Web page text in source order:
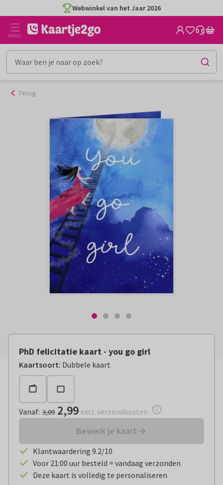
naar
inhoud
Webwinkel van het Jaar 2026
MENU
Terug
PhD felicitatie kaart - you go girl
Kaartsoort: Dubbele kaart
Vanaf: € 2,99 excl. verzendkosten
Vanaf: 3,09 2,99 excl. verzendkosten
Bewerk je kaart
Klantwaardering 9.2/10
Voor 21:00 uur besteld = vandaag verzonden
Deze kaart is volledig te personaliseren